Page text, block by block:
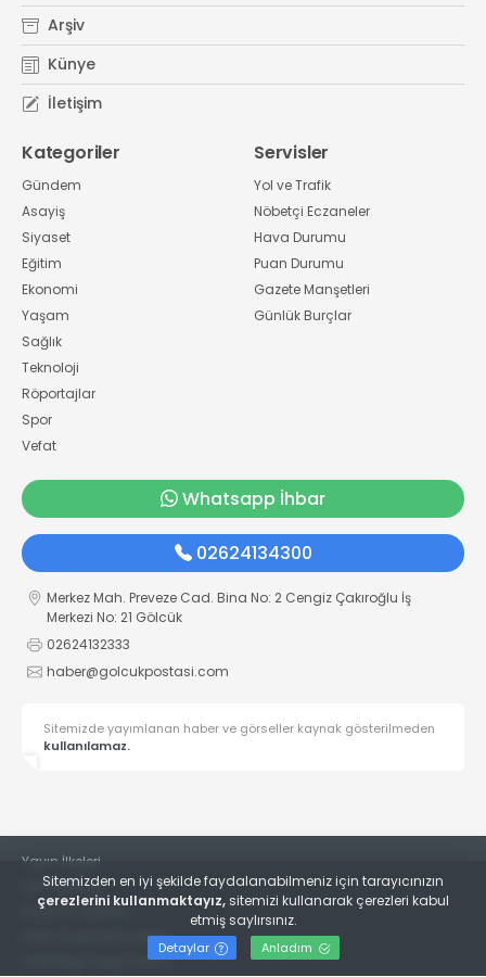
Arşiv
Künye
İletişim
Kategoriler
Gündem
Asayiş
Siyaset
Eğitim
Ekonomi
Yaşam
Sağlık
Teknoloji
Röportajlar
Spor
Vefat
Servisler
Yol ve Trafik
Nöbetçi Eczaneler
Hava Durumu
Puan Durumu
Gazete Manşetleri
Günlük Burçlar
Whatsapp İhbar
02624134300
Merkez Mah. Preveze Cad. Bina No: 2 Cengiz Çakıroğlu İş
Merkezi No: 21 Gölcük
02624132333
haber@golcukpostasi.com
Sitemizde yayımlanan haber ve görseller kaynak gösterilmeden
kullanılamaz.
Yayın İlkeleri
Veri Politikası
Kullanım Şartları
KVKK Aydınlatma Metni
KVKK Bilgi Talep Formu
Sitemizden en iyi şekilde faydalanabilmeniz için tarayıcınızın
çerezlerini kullanmaktayız, sitemizi kullanarak çerezleri kabul
etmiş saylırsınız.
Detaylar Anladım